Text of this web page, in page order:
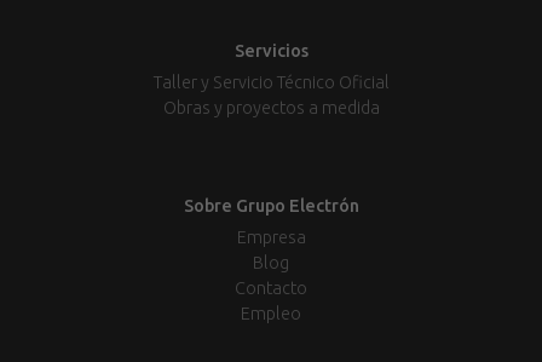
Servicios
Taller y Servicio Técnico Oficial
Obras y proyectos a medida
Sobre Grupo Electrón
Empresa
Blog
Contacto
Empleo